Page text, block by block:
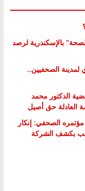
بالإسكندرية لرصد
لمدينة الصحفيين..
الدكتور محمد
العادلة حق أصيل
الصحفي: إنكار
بكشف الشركة